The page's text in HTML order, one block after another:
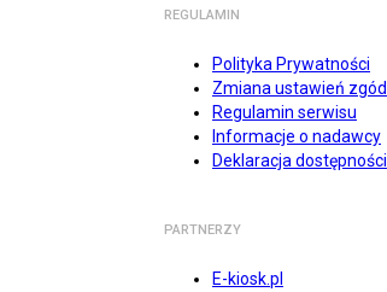
REGULAMIN
Polityka Prywatności
Zmiana ustawień zgód
Regulamin serwisu
Informacje o nadawcy
Deklaracja dostępności
PARTNERZY
E-kiosk.pl